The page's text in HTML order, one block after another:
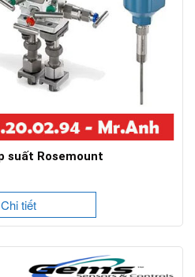
suất Rosemount
Chi tiết